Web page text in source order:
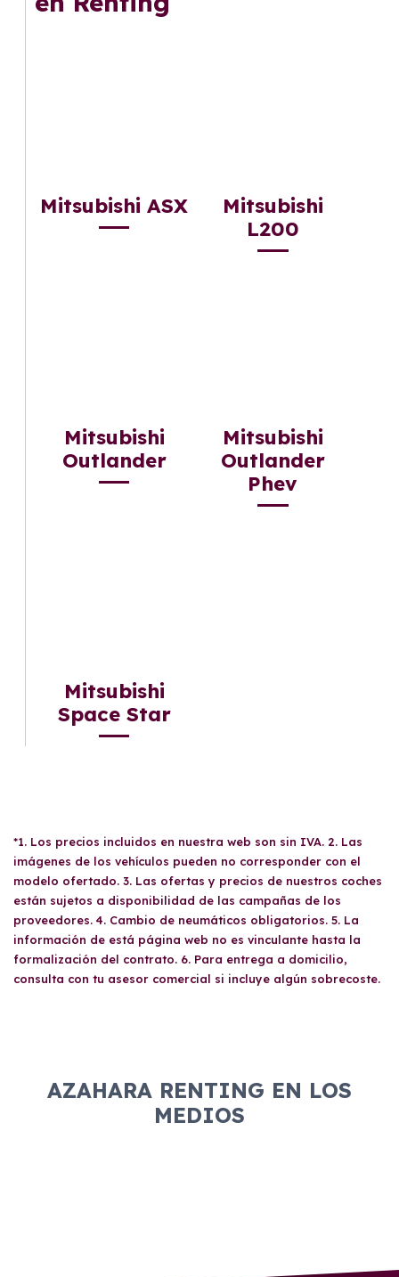
Mitsubishi ASX
Mitsubishi
L200
Mitsubishi
Outlander
Mitsubishi
Outlander
Phev
Mitsubishi
Space Star
*1. Los precios incluidos en nuestra web son sin IVA. 2. Las
imágenes de los vehículos pueden no corresponder con el
modelo ofertado. 3. Las ofertas y precios de nuestros coches
están sujetos a disponibilidad de las campañas de los
proveedores. 4. Cambio de neumáticos obligatorios. 5. La
información de está página web no es vinculante hasta la
formalización del contrato. 6. Para entrega a domicilio,
consulta con tu asesor comercial si incluye algún sobrecoste.
AZAHARA RENTING EN LOS
MEDIOS